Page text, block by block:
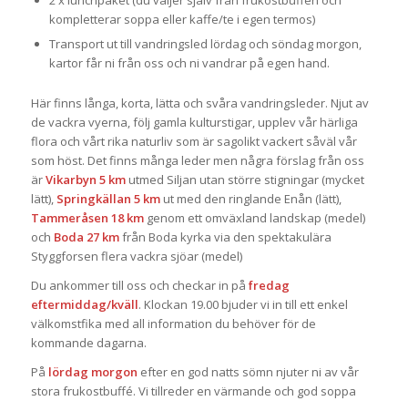
kompletterar soppa eller kaffe/te i egen termos)
Transport ut till vandringsled lördag och söndag morgon,
kartor får ni från oss och ni vandrar på egen hand.
Här finns långa, korta, lätta och svåra vandringsleder. Njut av
de vackra vyerna, följ gamla kulturstigar, upplev vår härliga
flora och vårt rika naturliv som är sagolikt vackert såväl vår
som höst. Det finns många leder men några förslag från oss
ärVikarbyn 5 kmutmed Siljan utan större stigningar (mycket
lätt), Springkällan 5 kmut med den ringlande Enån (lätt),
Tammeråsen 18 kmgenom ett omväxland landskap (medel)
och Boda 27 kmfrån Boda kyrka via den spektakulära
Styggforsen flera vackra sjöar (medel)
Du ankommer till oss och checkar in på fredag
eftermiddag/kväll. Klockan 19.00 bjuder vi in till ett enkel
välkomstfika med all information du behöver för de
kommande dagarna.
På lördag morgon efter en god natts sömn njuter ni av vår
stora frukostbuffé. Vi tillreder en värmande och god soppa